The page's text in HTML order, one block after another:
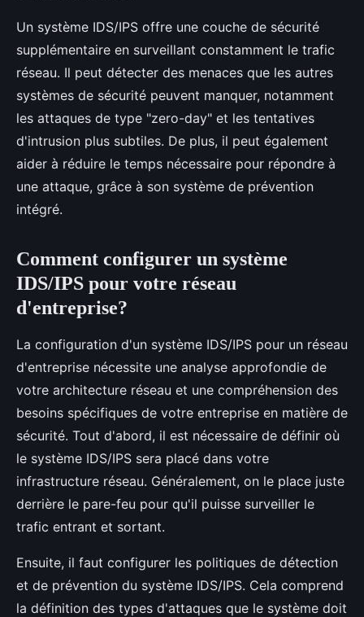
Un système IDS/IPS offre une couche de sécurité
supplémentaire en surveillant constamment le trafic
réseau. Il peut détecter des menaces que les autres
systèmes de sécurité peuvent manquer, notamment
les attaques de type "zero-day" et les tentatives
d'intrusion plus subtiles. De plus, il peut également
aider à réduire le temps nécessaire pour répondre à
une attaque, grâce à son système de prévention
intégré.
Comment configurer un système
IDS/IPS pour votre réseau
d'entreprise?
La configuration d'un système IDS/IPS pour un réseau
d'entreprise nécessite une analyse approfondie de
votre architecture réseau et une compréhension des
besoins spécifiques de votre entreprise en matière de
sécurité. Tout d'abord, il est nécessaire de définir où
le système IDS/IPS sera placé dans votre
infrastructure réseau. Généralement, on le place juste
derrière le pare-feu pour qu'il puisse surveiller le
trafic entrant et sortant.
Ensuite, il faut configurer les politiques de détection
et de prévention du système IDS/IPS. Cela comprend
la définition des types d'attaques que le système doit